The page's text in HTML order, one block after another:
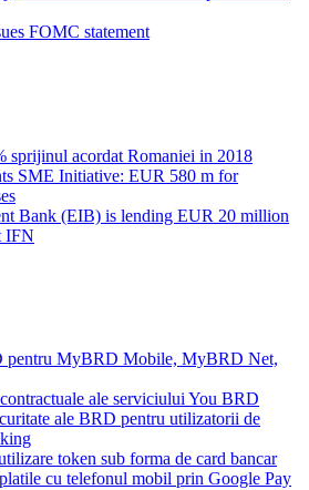
FOMC statement
sprijinul acordat Romaniei in 2018
SME Initiative: EUR 580 m for
Bank (EIB) is lending EUR 20 million
IFN
pentru MyBRD Mobile, MyBRD Net,
ale serviciului You BRD
ale BRD pentru utilizatorii de
token sub forma de card bancar
cu telefonul mobil prin Google Pay